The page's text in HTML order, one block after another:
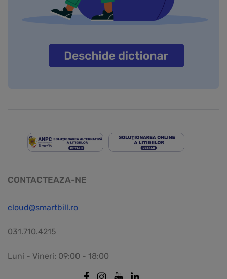
CONTACTEAZA-NE
cloud@smartbill.ro
031.710.4215
Luni - Vineri: 09:00 - 18:00